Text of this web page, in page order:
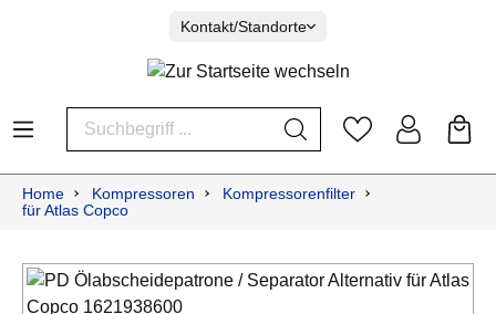
Kontakt/Standorte
Home Kompressoren
Kompressorenfilter
für Atlas Copco